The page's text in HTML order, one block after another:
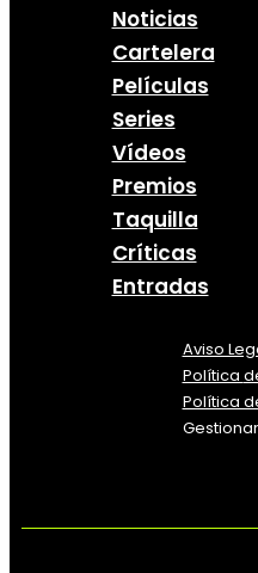
Noticias
Cartelera
Películas
Series
Vídeos
Premios
Taquilla
Críticas
Entradas
Aviso
Política
Política